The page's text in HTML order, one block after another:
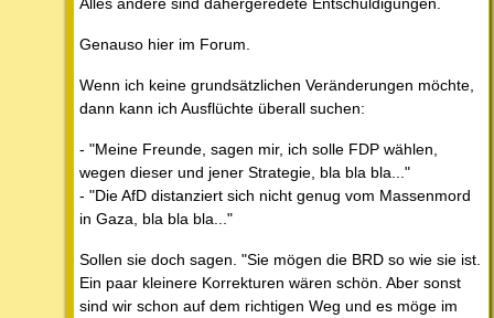
Genauso hier im Forum.
Wenn ich keine grundsätzlichen Veränderungen möchte,
dann kann ich Ausflüchte überall suchen:
- "Meine Freunde, sagen mir, ich solle FDP wählen,
wegen dieser und jener Strategie, bla bla bla..."
- "Die AfD distanziert sich nicht genug vom Massenmord
in Gaza, bla bla bla..."
Sollen sie doch sagen. "Sie mögen die BRD so wie sie ist.
Ein paar kleinere Korrekturen wären schön. Aber sonst
sind wir schon auf dem richtigen Weg und es möge im